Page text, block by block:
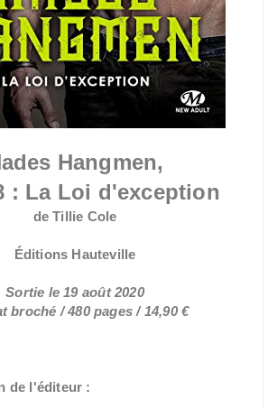
Hangmen,
: La Loi d'exception
de Tillie Cole
Éditions Hauteville
Sortie le 19 août 2020
broché / 480 pages / 14,90 €
de l'éditeur :